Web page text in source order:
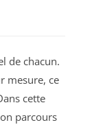
de chacun.
mesure, ce
cette
parcours